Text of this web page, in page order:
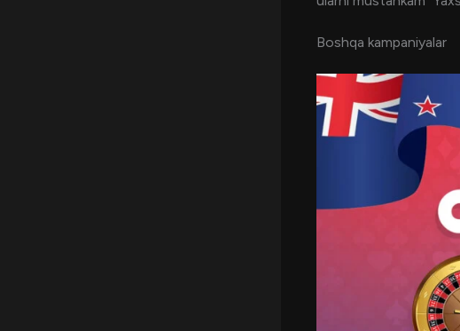
Boshqa kampaniyalar